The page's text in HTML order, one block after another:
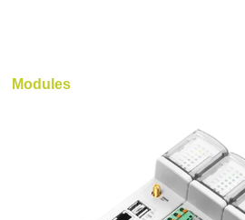
Modules